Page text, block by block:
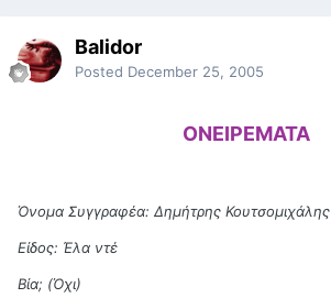
Balidor
Posted December 25, 2005
ΟΝΕΙΡΕΜΑΤΑ
Όνομα Συγγραφέα: Δημήτρης Κουτσομιχάλης
Είδος: Έλα ντέ
Βία; (Όχι)